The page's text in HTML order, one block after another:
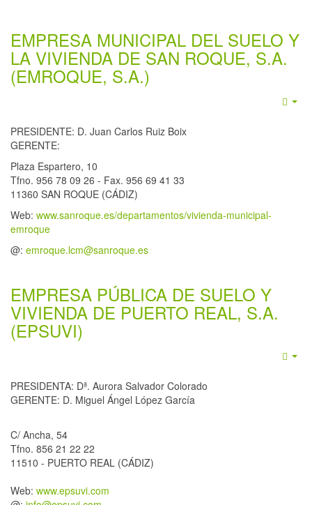
EMPRESA MUNICIPAL DEL SUELO Y
LA VIVIENDA DE SAN ROQUE, S.A.
(EMROQUE, S.A.)
PRESIDENTE: D. Juan Carlos Ruiz Boix
GERENTE:
Plaza Espartero, 10
Tfno. 956 78 09 26 - Fax. 956 69 41 33
11360 SAN ROQUE (CÁDIZ)
Web: www.sanroque.es/departamentos/vivienda-municipal-
emroque
@: emroque.lcm@sanroque.es
EMPRESA PÚBLICA DE SUELO Y
VIVIENDA DE PUERTO REAL, S.A.
(EPSUVI)
PRESIDENTA: Dª. Aurora Salvador Colorado
GERENTE: D. Miguel Ángel López García
C/ Ancha, 54
Tfno. 856 21 22 22
11510 - PUERTO REAL (CÁDIZ)
Web: www.epsuvi.com